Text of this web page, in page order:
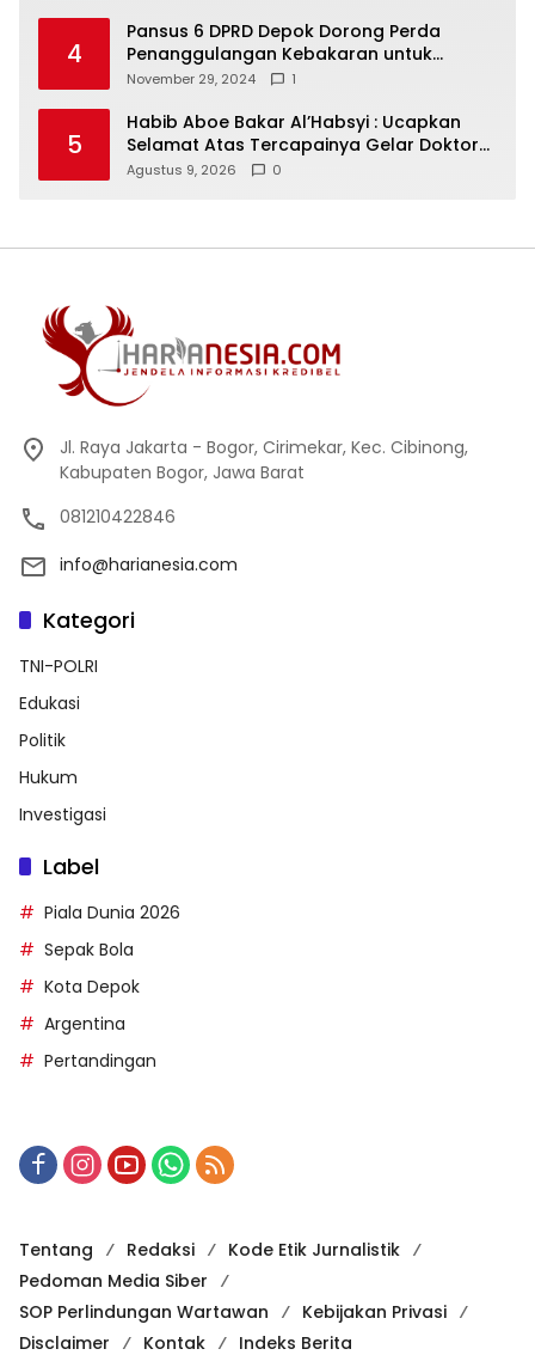
4
Pansus 6 DPRD Depok Dorong Perda
Penanggulangan Kebakaran untuk
Keselamatan Warga
November 29, 2024 1
5
Habib Aboe Bakar Al’Habsyi : Ucapkan
Selamat Atas Tercapainya Gelar Doktor
IPDA Dr. Rifky Al’Idrus
Agustus 9, 2026 0
Jl. Raya Jakarta - Bogor, Cirimekar, Kec. Cibinong,
Kabupaten Bogor, Jawa Barat
081210422846
info@harianesia.com
Kategori
TNI-POLRI
Edukasi
Politik
Hukum
Investigasi
Label
Piala Dunia 2026
Sepak Bola
Kota Depok
Argentina
Pertandingan
Tentang Redaksi
Kode Etik Jurnalistik
Pedoman Media Siber
SOP Perlindungan Wartawan
Kebijakan Privasi
Disclaimer
Kontak Indeks Berita